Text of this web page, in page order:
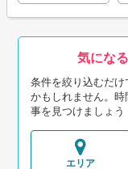
気にな
条件を絞り込むだ
かもしれません。
事を見つけましょう
エリア